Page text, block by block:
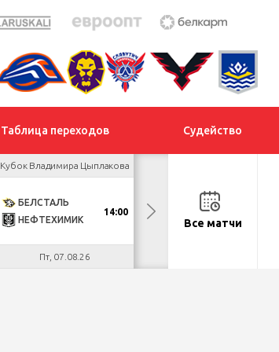
Таблица переходов Судейство
Кубок Владимира Цыплакова
БЕЛСТАЛЬ
НЕФТЕХИМИК
14:00
Пт, 07.08.26
ДНМ-ШИННИК
ТАЙФУНВсе матчи